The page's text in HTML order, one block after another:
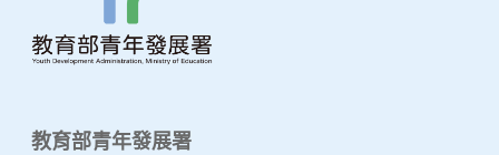
教育部青年發展署